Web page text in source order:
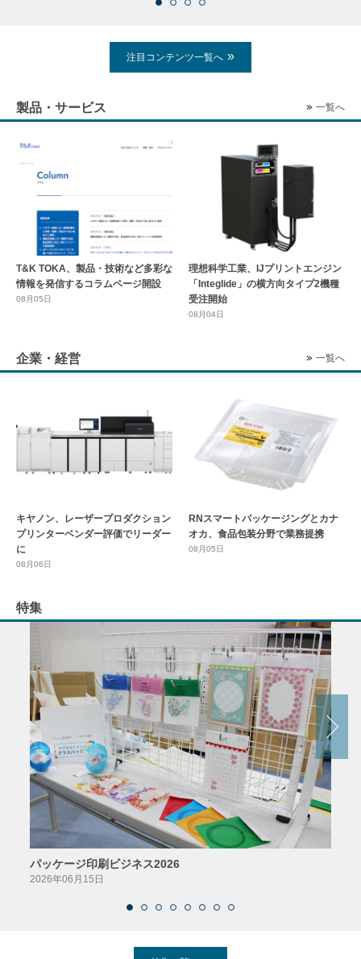
注目コンテンツ一覧へ
製品・サービス 一覧へ
T&K TOKA、製品・技術など多彩な
情報を発信するコラムページ開設
08月05日
理想科学工業、IJプリントエンジン
「Integlide」の横方向タイプ2機種
受注開始
08月04日
企業・経営 一覧へ
キヤノン、レーザープロダクション
プリンターベンダー評価でリーダー
に
08月06日
RNスマートパッケージングとカナ
オカ、食品包装分野で業務提携
08月05日
特集
パッケージ印刷ビジネス2026
2026年06月15日